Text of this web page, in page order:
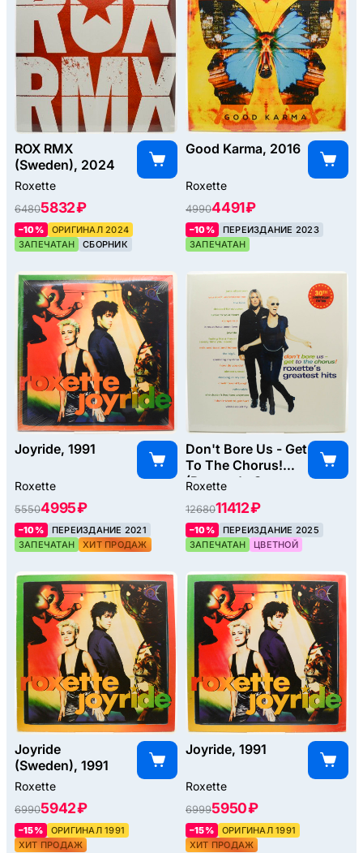
ROX RMX
(Sweden), 2024
Roxette
64805832 ₽
–10%
ОРИГИНАЛ 2024
ЗАПЕЧАТАН
СБОРНИК
Good Karma, 2016
Roxette
49904491 ₽
–10%
ПЕРЕИЗДАНИЕ 2023
ЗАПЕЧАТАН
Joyride, 1991
Roxette
55504995 ₽
–10%
ПЕРЕИЗДАНИЕ 2021
ЗАПЕЧАТАН
ХИТ ПРОДАЖ
Don't Bore Us - Get
To The Chorus!
(Roxette's Greatest
Roxette
1268011412 ₽
–10%
ПЕРЕИЗДАНИЕ 2025
ЗАПЕЧАТАН
ЦВЕТНОЙ
Joyride
(Sweden), 1991
Roxette
69905942 ₽
–15%
ОРИГИНАЛ 1991
ХИТ ПРОДАЖ
Joyride, 1991
Roxette
69995950 ₽
–15%
ОРИГИНАЛ 1991
ХИТ ПРОДАЖ